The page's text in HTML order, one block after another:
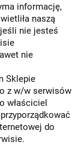
informację,
naszą
nie jesteś
nie
Sklepie
z w/w serwisów
właściciel
do